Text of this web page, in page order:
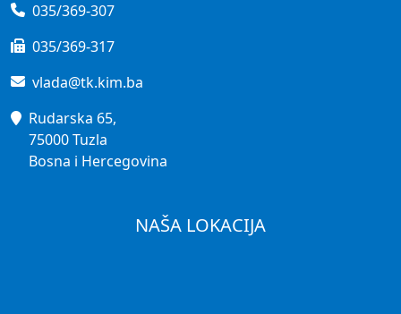
035/369-307
035/369-317
vlada@tk.kim.ba
Rudarska 65,
75000 Tuzla
Bosna i Hercegovina
NAŠA LOKACIJA